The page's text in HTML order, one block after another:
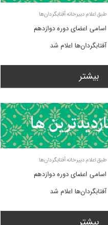
طبق اعلام دبیرخانه آفتابگردان‌ها
اسامی اعضای دوره دوازدهم
آفتابگردان‌ها اعلام شد
بیشتر
طبق اعلام دبیرخانه آفتابگردان‌ها
اسامی اعضای دوره دوازدهم
آفتابگردان‌ها اعلام شد
بیشتر